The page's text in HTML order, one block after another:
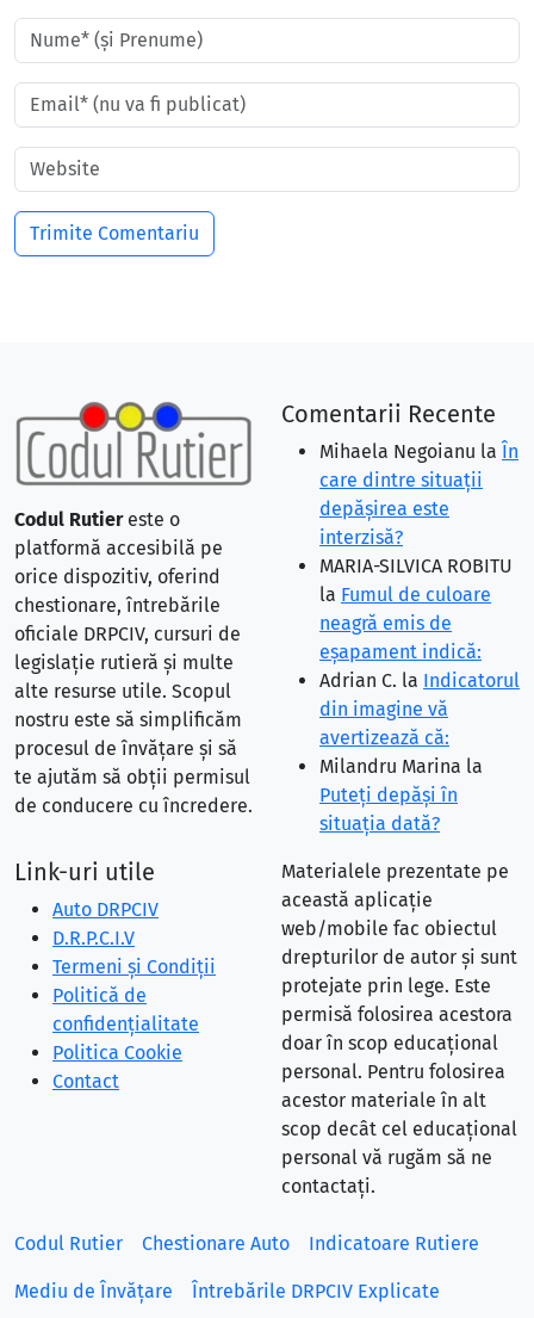
Codul Rutiereste o
platformă accesibilă pe
orice dispozitiv, oferind
chestionare, întrebările
oficiale DRPCIV, cursuri de
legislație rutieră și multe
alte resurse utile. Scopul
nostru este să simplificăm
procesul de învățare și să
te ajutăm să obții permisul
de conducere cu încredere.
Comentarii Recente
Mihaela Negoianu la În
care dintre situaţii
depăşirea este
interzisă?
MARIA-SILVICA ROBITU
la Fumul de culoare
neagră emis de
eşapament indică:
Adrian C. la Indicatorul
din imagine vă
avertizează că:
Milandru Marina la
Puteţi depăşi în
situaţia dată?
Link-uri utile
Auto DRPCIV
D.R.P.C.I.V
Termeni și Condiții
Politică de
confidențialitate
Politica Cookie
Contact
Materialele prezentate pe
această aplicație
web/mobile fac obiectul
drepturilor de autor și sunt
protejate prin lege. Este
permisă folosirea acestora
doar în scop educațional
personal. Pentru folosirea
acestor materiale în alt
scop decât cel educațional
personal vă rugăm să ne
contactați.
Codul Rutier Chestionare Auto Indicatoare Rutiere
Mediu de Învățare Întrebările DRPCIV Explicate